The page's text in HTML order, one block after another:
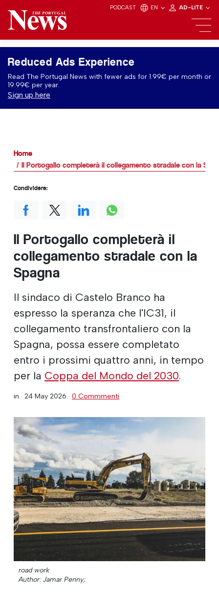
PODCAST EN AD-LITE
Reduced Ads Experience
Read The Portugal News with fewer ads for 1.99€ per month or
19.99€ per year.
Sign up here
Home
Il Portogallo completerà il collegamento stradale con la
Il Portogallo completerà il
collegamento stradale con la
Spagna
Il sindaco di Castelo Branco ha
espresso la speranza che l'IC31, il
collegamento transfrontaliero con la
Spagna, possa essere completato
entro i prossimi quattro anni, in tempo
per la Coppa del Mondo del 2030.
in · 24 May 2026 · 0 Commmenti
road work
Author: Jamar Penny;
Condividere: